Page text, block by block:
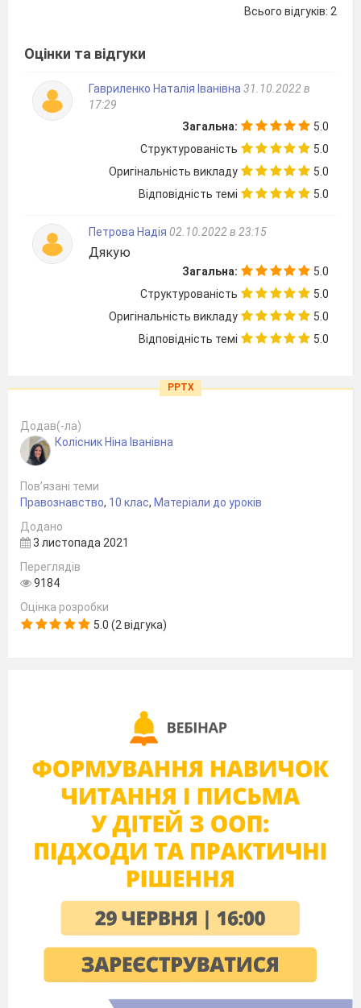
Всього відгуків: 2
Оцінки та відгуки
Гавриленко Наталія Іванівна 31.10.2022 в
17:29
Загальна:
5.0
Структурованість
5.0
Оригінальність викладу
5.0
Відповідність темі
5.0
Петрова Надія 02.10.2022 в 23:15
Дякую
Загальна:
5.0
Структурованість
5.0
Оригінальність викладу
5.0
Відповідність темі
5.0
PPTX
Додав(-ла)
Колісник Ніна Іванівна
Пов’язані теми
Правознавство, 10 клас, Матеріали до уроків
Додано
3 листопада 2021
Переглядів
9184
Оцінка розробки
5.0 (2 відгука)